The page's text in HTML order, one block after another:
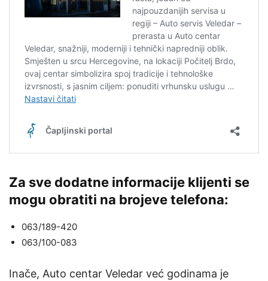
Za sve dodatne informacije klijenti se
mogu obratiti na brojeve telefona:
063/189-420
063/100-083
Inače, Auto centar Veledar već godinama je